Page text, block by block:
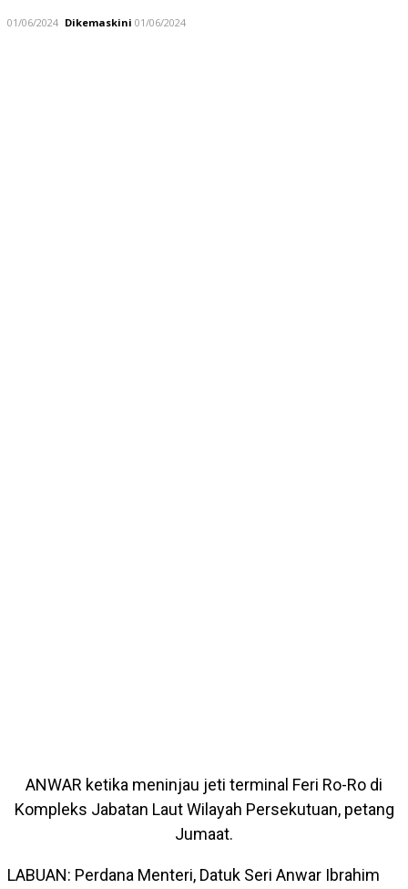
01/06/2024 Dikemaskini 01/06/2024
ANWAR ketika meninjau jeti terminal Feri Ro-Ro di
Kompleks Jabatan Laut Wilayah Persekutuan, petang
Jumaat.
LABUAN: Perdana Menteri, Datuk Seri Anwar Ibrahim